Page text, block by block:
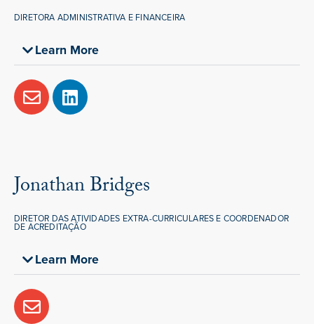
DIRETORA ADMINISTRATIVA E FINANCEIRA
Learn More
Jonathan Bridges
DIRETOR DAS ATIVIDADES EXTRA-CURRICULARES E COORDENADOR
DE ACREDITAÇÃO
Learn More